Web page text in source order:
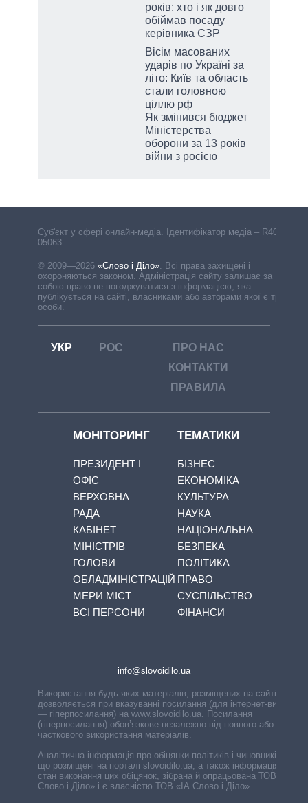
років: хто і як довго
обіймав посаду
керівника СЗР
Вісім масованих
ударів по Україні за
літо: Київ та область
стали головною
ціллю рф
Як змінився бюджет
Міністерства
оборони за 13 років
війни з росією
Cуб'єкт у сфері онлайн-медіа. Ідентифікатор медіа – R40-
05063
© 2009—2026 «Слово і Діло». Всі права захищені і
охороняються законом. Адміністрація сайту залишає за
собою право не погоджуватися з інформацією, яка
публікується на сайті, власниками або авторами якої є треті
особи.
УКР РОС
ПРО НАС
КОНТАКТИ
ПРАВИЛА
МОНІТОРИНГ
ПРЕЗИДЕНТ І
ОФІС
ВЕРХОВНА
РАДА
КАБІНЕТ
МІНІСТРІВ
ГОЛОВИ
ОБЛАДМІНІСТРАЦІЙ
МЕРИ МІСТ
ВСІ ПЕРСОНИ
ТЕМАТИКИ
БІЗНЕС
ЕКОНОМІКА
КУЛЬТУРА
НАУКА
НАЦІОНАЛЬНА
БЕЗПЕКА
ПОЛІТИКА
ПРАВО
СУСПІЛЬСТВО
ФІНАНСИ
info@slovoidilo.ua
Використання будь-яких матеріалів, розміщених на сайті,
дозволяється при вказуванні посилання (для інтернет-видань
— гіперпосилання) на www.slovoidilo.ua. Посилання
(гіперпосилання) обов’язкове незалежно від повного або
часткового використання матеріалів.
Аналітична інформація про обіцянки політиків і чиновників,
що розміщені на порталі slovoidilo.ua, а також інформація про
стан виконання цих обіцянок, зібрана й опрацьована ТОВ «ІА
Слово і Діло» і є власністю ТОВ «ІА Слово і Діло».